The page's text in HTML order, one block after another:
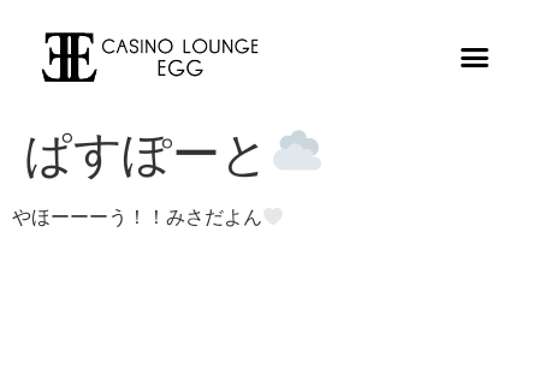
ぱすぽーと
やほーーーう！！みさだよん